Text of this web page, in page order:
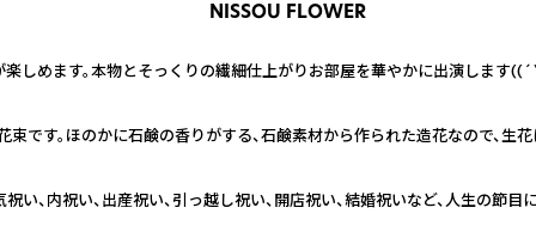
NISSOU FLOWER
楽しめます。本物とそっくりの繊細仕上がりお部屋を華やかに出演します
です。ほのかに石鹸の香りがする、石鹸素材から作られた造花なので、生花
い、内祝い、出産祝い、引っ越し祝い、開店祝い、結婚祝いなど、人生の節